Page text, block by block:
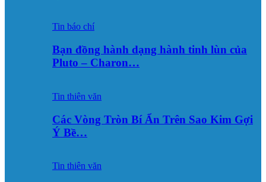
Tin báo chí
Bạn đồng hành dạng hành tinh lùn của
Pluto – Charon…
Tin thiên văn
Các Vòng Tròn Bí Ẩn Trên Sao Kim Gợi
Ý Bề…
Tin thiên văn